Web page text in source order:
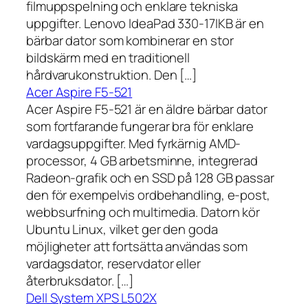
filmuppspelning och enklare tekniska
uppgifter. Lenovo IdeaPad 330-17IKB är en
bärbar dator som kombinerar en stor
bildskärm med en traditionell
hårdvarukonstruktion. Den […]
Acer Aspire F5-521
Acer Aspire F5-521 är en äldre bärbar dator
som fortfarande fungerar bra för enklare
vardagsuppgifter. Med fyrkärnig AMD-
processor, 4 GB arbetsminne, integrerad
Radeon-grafik och en SSD på 128 GB passar
den för exempelvis ordbehandling, e-post,
webbsurfning och multimedia. Datorn kör
Ubuntu Linux, vilket ger den goda
möjligheter att fortsätta användas som
vardagsdator, reservdator eller
återbruksdator. […]
Dell System XPS L502X